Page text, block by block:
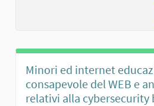
Minori ed internet
consapevole del WEB e
relativi alla cybersecurity